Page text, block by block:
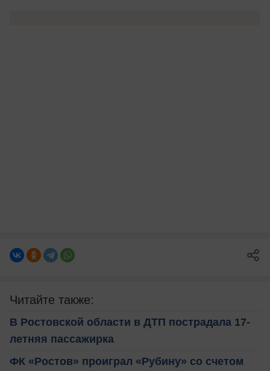
Читайте также:
В Ростовской области в ДТП пострадала 17-
летняя пассажирка
ФК «Ростов» проиграл «Рубину» со счетом